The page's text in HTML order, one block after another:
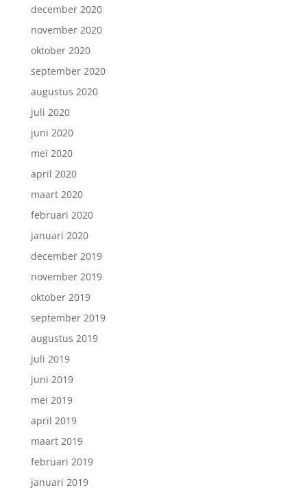
december 2020
november 2020
oktober 2020
september 2020
augustus 2020
juli 2020
juni 2020
mei 2020
april 2020
maart 2020
februari 2020
januari 2020
december 2019
november 2019
oktober 2019
september 2019
augustus 2019
juli 2019
juni 2019
mei 2019
april 2019
maart 2019
februari 2019
januari 2019